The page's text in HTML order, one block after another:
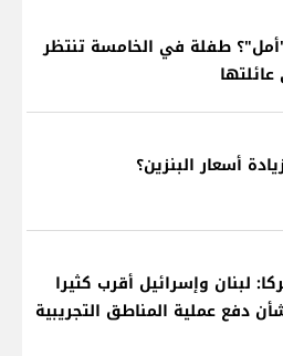
طفلة في الخامسة تنتظر
أسعار البنزين؟
لبنان وإسرائيل أقرب كثيرا
دفع عملية المناطق التجريبية